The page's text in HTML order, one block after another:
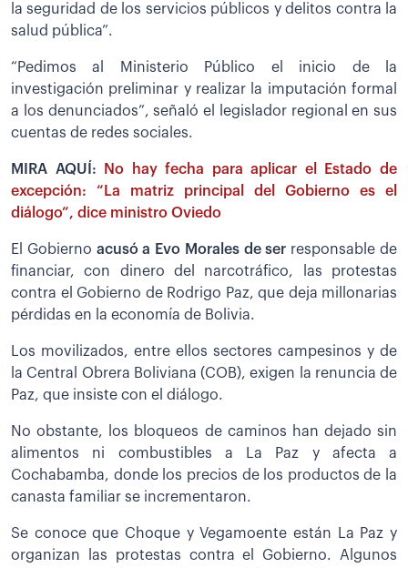
la seguridad de los servicios públicos y delitos contra la
salud pública”.
“Pedimos al Ministerio Público el inicio de la
investigación preliminar y realizar la imputación formal
a los denunciados”, señaló el legislador regional en sus
cuentas de redes sociales.
MIRA AQUÍ: No hay fecha para aplicar el Estado de
excepción: “La matriz principal del Gobierno es el
diálogo”, dice ministro Oviedo
El Gobierno acusó a Evo Morales de ser responsable de
financiar, con dinero del narcotráfico, las protestas
contra el Gobierno de Rodrigo Paz, que deja millonarias
pérdidas en la economía de Bolivia.
Los movilizados, entre ellos sectores campesinos y de
la Central Obrera Boliviana (COB), exigen la renuncia de
Paz, que insiste con el diálogo.
No obstante, los bloqueos de caminos han dejado sin
alimentos ni combustibles a La Paz y afecta a
Cochabamba, donde los precios de los productos de la
canasta familiar se incrementaron.
Se conoce que Choque y Vegamoente están La Paz y
organizan las protestas contra el Gobierno. Algunos